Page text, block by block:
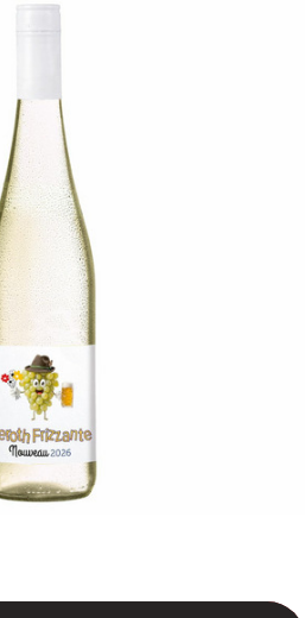
す。 ・お届けは12月中旬頃を予定しており
円を頂戴いたします。 ・値引きクーポンは
送はお選びいただけません。